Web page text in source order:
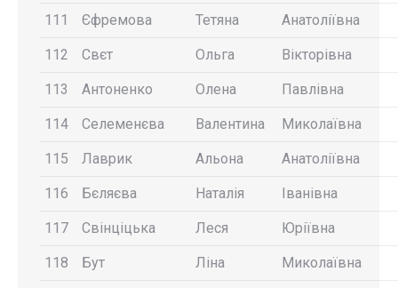
111 Єфремова Тетяна Анатоліївна
112 Свєт Ольга Вікторівна
113 Антоненко Олена Павлівна
114 Селеменєва Валентина Миколаївна
115 Лаврик Альона Анатоліївна
116 Бєляєва Наталія Іванівна
117 Свінціцька Леся Юріївна
118 Бут Ліна Миколаївна